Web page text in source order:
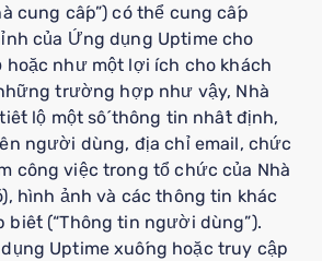
cung cấp”) có thể cung cấp
của Ứng dụng Uptime cho
hoặc như một lợi ích cho khách
trường hợp như vậy, Nhà
lộ một số thông tin nhất định,
người dùng, địa chỉ email, chức
công việc trong tổ chức của Nhà
hình ảnh và các thông tin khác
biết (“Thông tin người dùng”).
Uptime xuống hoặc truy cập